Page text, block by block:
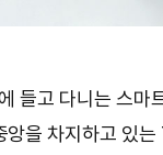
들고 다니는 스마
앙을 차지하고 있